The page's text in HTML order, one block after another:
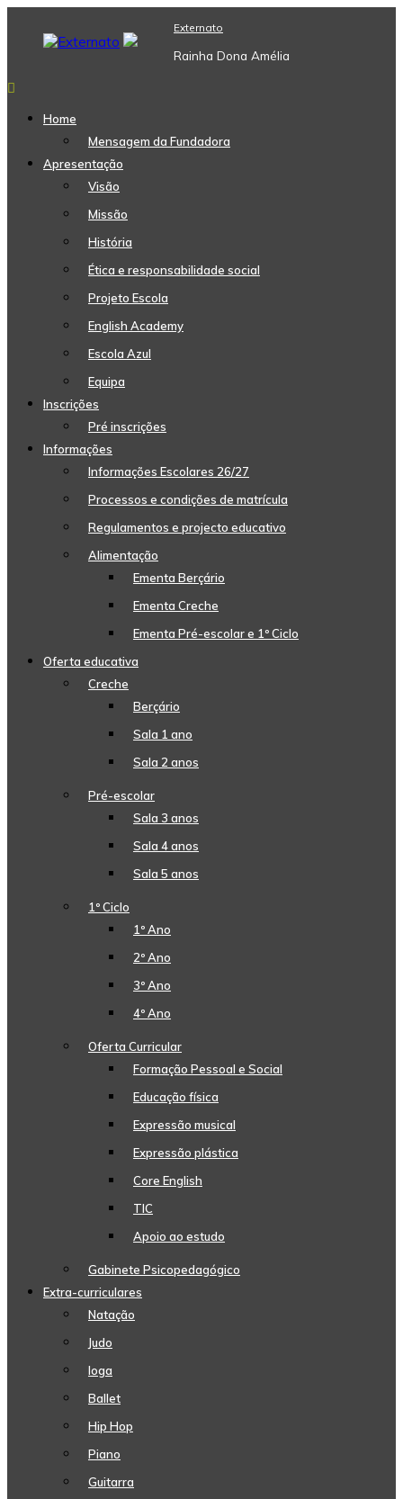
content
Externato
Rainha Dona Amélia
Home
Mensagem da Fundadora
Apresentação
Visão
Missão
História
Ética e responsabilidade social
Projeto Escola
English Academy
Escola Azul
Equipa
Inscrições
Pré inscrições
Informações
Informações Escolares 26/27
Processos e condições de matrícula
Regulamentos e projecto educativo
Alimentação
Ementa Berçário
Ementa Creche
Ementa Pré-escolar e 1º Ciclo
Oferta educativa
Creche
Berçário
Sala 1 ano
Sala 2 anos
Pré-escolar
Sala 3 anos
Sala 4 anos
Sala 5 anos
1º Ciclo
1º Ano
2º Ano
3º Ano
4º Ano
Oferta Curricular
Formação Pessoal e Social
Educação física
Expressão musical
Expressão plástica
Core English
TIC
Apoio ao estudo
Gabinete Psicopedagógico
Extra-curriculares
Natação
Judo
Ioga
Ballet
Hip Hop
Piano
Guitarra